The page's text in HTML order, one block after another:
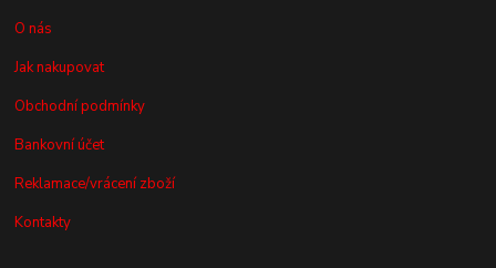
O nás
Jak nakupovat
Obchodní podmínky
Bankovní účet
Reklamace/vrácení zboží
Kontakty